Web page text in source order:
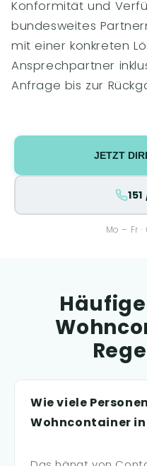
Konformität und
bundesweites
mit einer konkreten
Ansprechpartner
Anfrage bis zur
JETZT
Mo – Fr
Wie viele
Wohncontainer